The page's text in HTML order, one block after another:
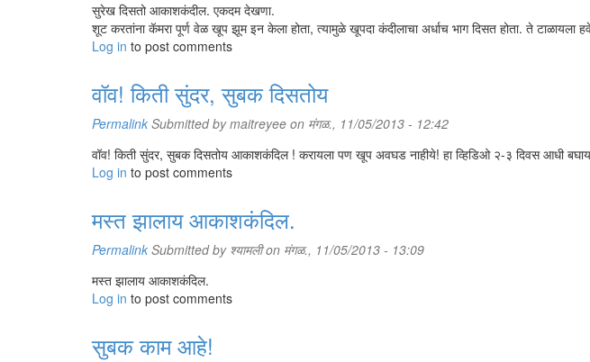
सुरेख दिसतो आकाशकंदील. एकदम देखणा.
शूट करतांना कॅमरा पूर्ण वेळ खूप झूम इन केला होता, त्यामुळे खूपदा कंदीलाचा अर्धाच भाग दिसत होता. ते टाळायला
Log in to post comments
वॉव! किती सुंदर, सुबक दिसतोय
Permalink Submitted bymaitreyee on मंगळ., 11/05/2013 - 12:42
वॉव! किती सुंदर, सुबक दिसतोय आकाशकंदिल ! करायला पण खूप अवघड नाहीये! हा व्हिडिओ २-३ दिवस आधी
Log in to post comments
मस्त झालाय आकाशकंदिल.
Permalink Submitted by श्यामलीon मंगळ., 11/05/2013 - 13:09
मस्त झालाय आकाशकंदिल.
Log in to post comments
सुबक काम आहे!